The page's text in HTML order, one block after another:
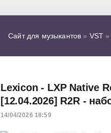
Сайт для музыкантов » VST
Lexicon - LXP Native
[12.04.2026] R2R -
14/04/2026 18:59